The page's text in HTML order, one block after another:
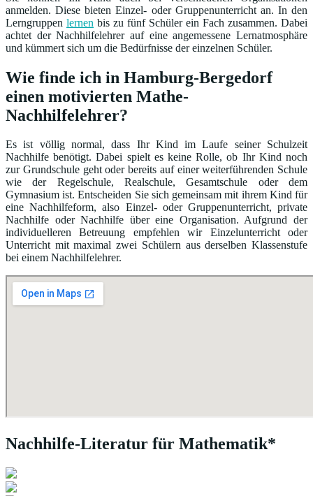
anmelden. Diese bieten Einzel- oder Gruppenunterricht an. In den
Lerngruppen lernen bis zu fünf Schüler ein Fach zusammen. Dabei
achtet der Nachhilfelehrer auf eine angemessene Lernatmosphäre
und kümmert sich um die Bedürfnisse der einzelnen Schüler.
Wie finde ich in Hamburg-Bergedorf
einen motivierten Mathe-
Nachhilfelehrer?
Es ist völlig normal, dass Ihr Kind im Laufe seiner Schulzeit
Nachhilfe benötigt. Dabei spielt es keine Rolle, ob Ihr Kind noch
zur Grundschule geht oder bereits auf einer weiterführenden Schule
wie der Regelschule, Realschule, Gesamtschule oder dem
Gymnasium ist. Entscheiden Sie sich gemeinsam mit ihrem Kind für
eine Nachhilfeform, also Einzel- oder Gruppenunterricht, private
Nachhilfe oder Nachhilfe über eine Organisation. Aufgrund der
individuelleren Betreuung empfehlen wir Einzelunterricht oder
Unterricht mit maximal zwei Schülern aus derselben Klassenstufe
bei einem Nachhilfelehrer.
Nachhilfe-Literatur für Mathematik*